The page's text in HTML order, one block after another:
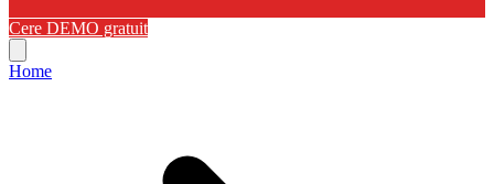
Cere DEMO gratuit
Home